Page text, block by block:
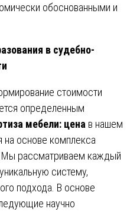
обоснованными и
в судебно-
стоимости
определенным
мебели: цена в нашем
основе комплекса
Мы рассматриваем каждый
систему,
подхода. В основе
научно